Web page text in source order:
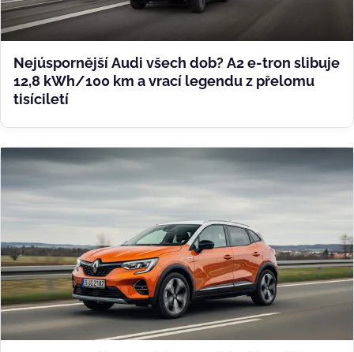
Nejúspornější Audi všech dob? A2 e-tron slibuje
12,8 kWh/100 km a vrací legendu z přelomu
tisíciletí